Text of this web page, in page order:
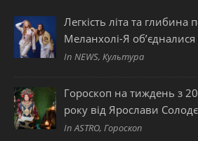
Легкість літа та глибина
Меланхолі-Я об’єдналися
In NEWS, Культура
Гороскоп на тиждень з
року від Ярослави
In ASTRO, Гороскоп